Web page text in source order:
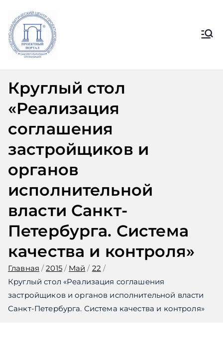
содержимому
ЭАЦП
«Проектный
портал»
портал»
Круглый стол
«Реализация
соглашения
застройщиков и
органов
исполнительной
власти Санкт-
Петербурга. Система
качества и контроля»
Главная 2015 Май
22
Круглый стол «Реализация соглашения
застройщиков и органов исполнительной власти
Санкт-Петербурга. Система качества и контроля»